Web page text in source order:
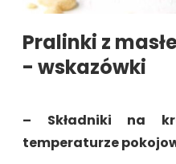
Pralinki z
- wskazówki
– Składniki na
temperaturze